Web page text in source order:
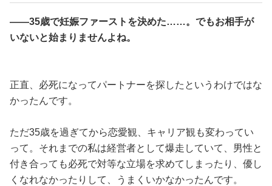
——35歳で妊娠ファーストを決めた……。でもお相手が
いないと始まりませんよね。
正直、必死になってパートナーを探したというわけではな
かったんです。
ただ35歳を過ぎてから恋愛観、キャリア観も変わってい
って。それまでの私は経営者として爆走していて、男性と
付き合っても必死で対等な立場を求めてしまったり、優し
くなれなかったりして、うまくいかなかったんです。